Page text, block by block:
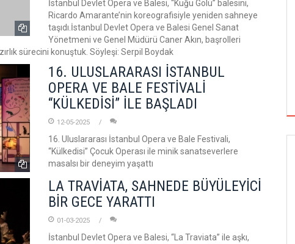
İstanbul Devlet Opera ve Balesi, “Kuğu Gölü” balesini,
Ricardo Amarante’nin koreografisiyle yeniden sahneye
taşıdı.İstanbul Devlet Opera ve Balesi Genel Sanat
Yönetmeni ve Genel Müdürü Caner Akın, başrolleri
sürecini konuştuk. Söyleşi: Serpil Boydak
16. ULUSLARARASI İSTANBUL
OPERA VE BALE FESTİVALİ
“KÜLKEDİSİ” İLE BAŞLADI
12-05-2025
16. Uluslararası İstanbul Opera ve Bale Festivali,
“Külkedisi” Çocuk Operası ile minik sanatseverlere
masalsı bir deneyim yaşattı
LA TRAVİATA, SAHNEDE BÜYÜLEYİCİ
BİR GECE YARATTI
01-03-2025
İstanbul Devlet Opera ve Balesi, “La Traviata” ile aşkı,
GÖSTERİSİNİ DENİZ GÖKTAŞ'LA YAPACAK